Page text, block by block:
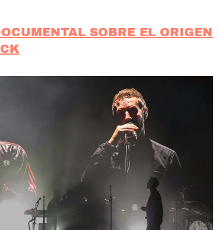
SOBRE EL ORIGEN